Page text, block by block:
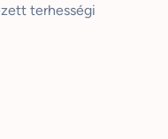
terhességi